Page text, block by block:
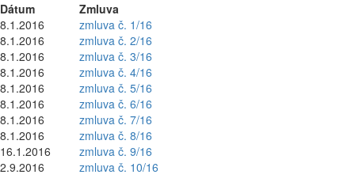
Dátum
Zmluva
8.1.2016
zmluva č. 1/16
8.1.2016
zmluva č. 2/16
8.1.2016
zmluva č. 3/16
8.1.2016
zmluva č. 4/16
8.1.2016
zmluva č. 5/16
8.1.2016
zmluva č. 6/16
8.1.2016
zmluva č. 7/16
8.1.2016
zmluva č. 8/16
16.1.2016
zmluva č. 9/16
2.9.2016
zmluva č. 10/16